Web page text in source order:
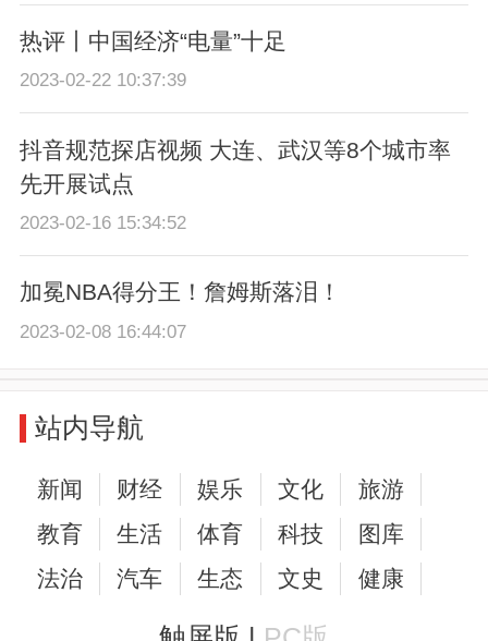
热评丨中国经济“电量”十足
2023-02-22 10:37:39
抖音规范探店视频 大连、武汉等8个城市率
先开展试点
2023-02-16 15:34:52
加冕NBA得分王！詹姆斯落泪！
2023-02-08 16:44:07
站内导航
新闻 财经 娱乐 文化
旅游
教育
生活 体育 科技
图库
法治
汽车 生态 文史 健康